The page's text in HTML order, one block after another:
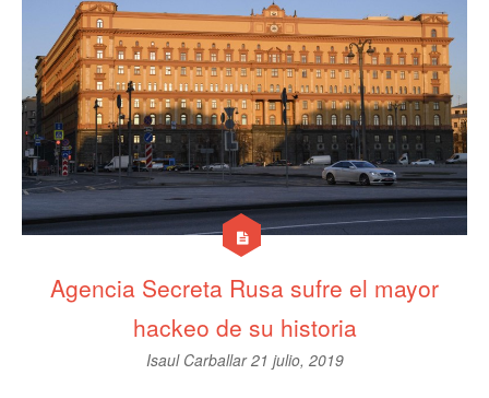
Agencia Secreta Rusa sufre el mayor
hackeo de su historia
Isaul Carballar21 julio, 2019